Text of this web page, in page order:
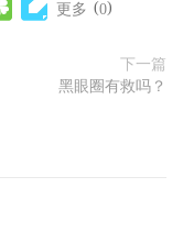
更多 (0)
下一篇
黑眼圈有救吗？